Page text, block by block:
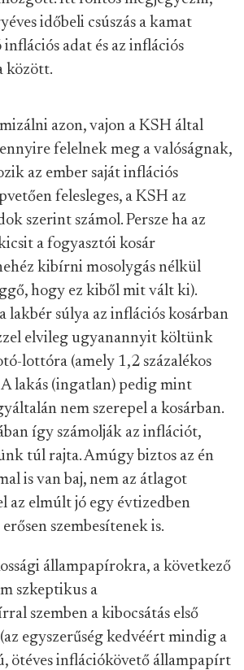
időbeli csúszás a kamat
inflációs adat és az inflációs
között.
azon, vajon a KSH által
felelnek meg a valóságnak,
az ember saját inflációs
felesleges, a KSH az
szerint számol. Persze ha az
a fogyasztói kosár
kibírni mosolygás nélkül
hogy ez kiből mit vált ki).
lakbér súlya az inflációs kosárban
elvileg ugyanannyit költünk
lottóra (amely 1,2 százalékos
A lakás (ingatlan) pedig mint
nem szerepel a kosárban.
így számolják az inflációt,
túl rajta. Amúgy biztos az én
is van baj, nem az átlagot
az elmúlt jó egy évtizedben
szembesítenek is.
állampapírokra, a következő
szkeptikus a
szemben a kibocsátás első
egyszerűség kedvéért mindig a
ötéves inflációkövető állampapírt